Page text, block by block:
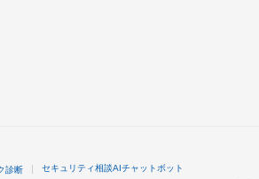
診断 セキュリティ相談AIチャットボット